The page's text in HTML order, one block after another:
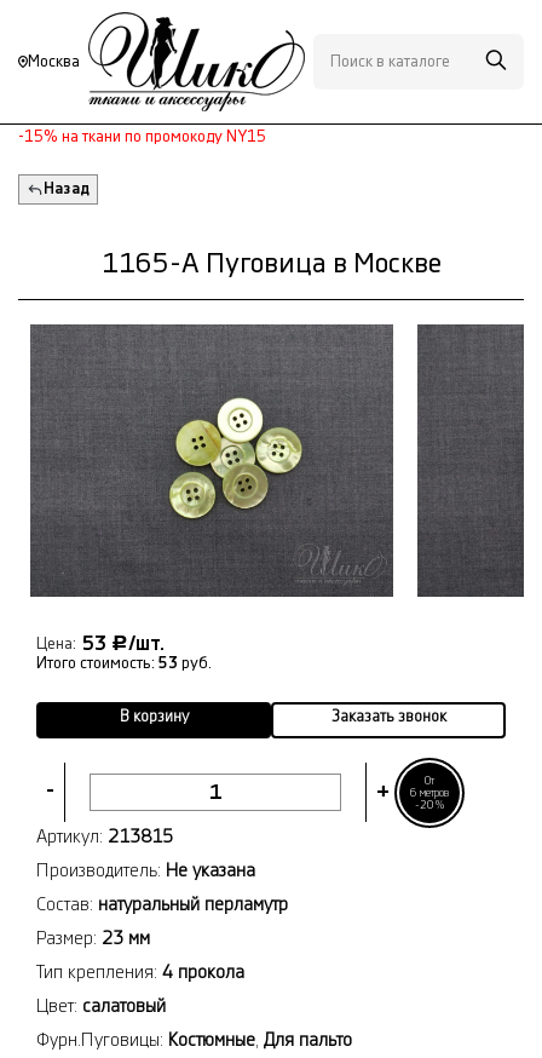
Москва
-15% на ткани по промокоду NY15
Назад
1165-А Пуговица в Москве
- +
От
6 метров
-20%
Цена: 53 Р/шт.
Итого стоимость: 53 руб.
В корзину Заказать звонок
Артикул: 213815
Производитель: Не указана
Состав: натуральный перламутр
Размер: 23 мм
Тип крепления: 4 прокола
Цвет: салатовый
Фурн.Пуговицы: Костюмные Для пальто